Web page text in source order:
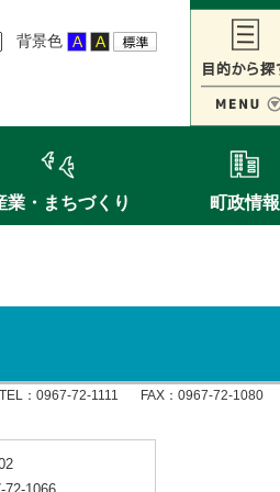
背景色
業・まちづくり 町政情報
TEL： 0967-72-1111 FAX：0967-72-1080